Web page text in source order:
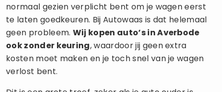
normaal gezien verplicht bent om je wagen eerst
te laten goedkeuren. Bij Autowaas is dat helemaal
geen probleem. Wij kopen auto’s in Averbode
ook zonder keuring, waardoor jij geen extra
kosten moet maken en je toch snel van je wagen
verlost bent.